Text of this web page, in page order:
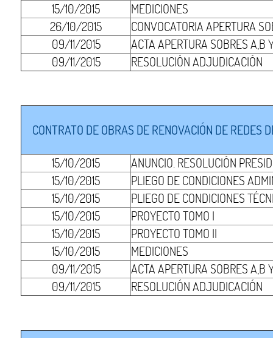
15/10/2015
MEDICIONES
26/10/2015
CONVOCATORIA APERTURA
09/11/2015
ACTA APERTURA SOBRES A,B
09/11/2015
RESOLUCIÓN ADJUDICACIÓN
CONTRATO DE OBRAS DE RENOVACIÓN DE
15/10/2015
ANUNCIO. RESOLUCIÓN
15/10/2015
PLIEGO DE CONDICIONES
15/10/2015
PLIEGO DE CONDICIONES
15/10/2015
PROYECTO TOMO I
15/10/2015
PROYECTO TOMO II
15/10/2015
MEDICIONES
09/11/2015
ACTA APERTURA SOBRES A,B
09/11/2015
RESOLUCIÓN ADJUDICACIÓN